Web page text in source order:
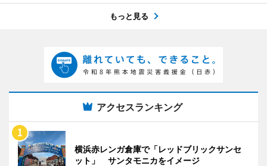
もっと見る
アクセスランキング
横浜赤レンガ倉庫で「レッドブリックサンセ
ット」 サンタモニカをイメージ